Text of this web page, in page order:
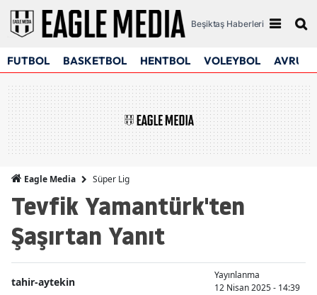
Beşiktaş Haberleri
FUTBOL BASKETBOL HENTBOL VOLEYBOL
Eagle Media Süper Lig
Tevfik Yamantürk'ten
Şaşırtan Yanıt
tahir-aytekin
Yayınlanma
12 Nisan 2025 - 14:39